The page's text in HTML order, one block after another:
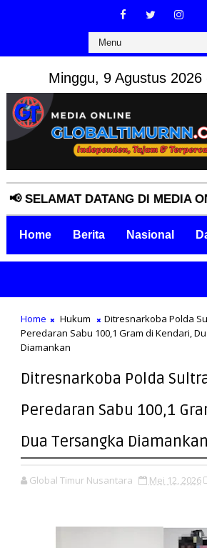
Minggu, 9 Agustus 2026
DATANG DI MEDIA
Home Berita Nasional
Home Hukum
Ditresnarkoba Polda
Peredaran Sabu 100,1 Gram di Kendari,
Diamankan
Ditresnarkoba Polda
Peredaran Sabu 100,1
Dua Tersangka Diamankan
Global Timur Nusantara Mei 12, 2026